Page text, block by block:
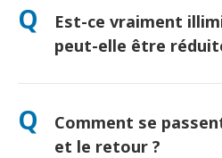
Q
Est-ce vraiment
peut-elle être
Oui, vraiment illimité ! Aucune
une congestion temporaire peut
produit, nous créditerons votre
Q
Comment se
et le retour ?